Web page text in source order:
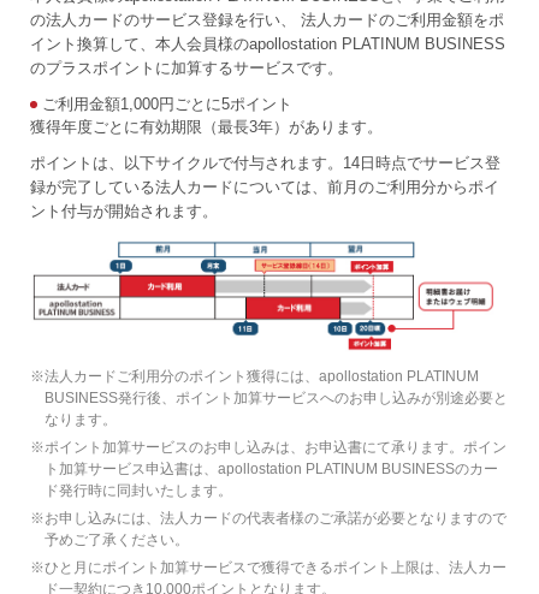
の法人カードのサービス登録を行い、 法人カードのご利用金額をポ
イント換算して、本人会員様のapollostation PLATINUM BUSINESS
のプラスポイントに加算するサービスです。
ご利用金額1,000円ごとに5ポイント
獲得年度ごとに有効期限（最長3年）があります。
ポイントは、以下サイクルで付与されます。14日時点でサービス登
録が完了している法人カードについては、前月のご利用分からポイ
ント付与が開始されます。
※法人カードご利用分のポイント獲得には、apollostation PLATINUM
BUSINESS発行後、ポイント加算サービスへのお申し込みが別途必要と
なります。
※ポイント加算サービスのお申し込みは、お申込書にて承ります。ポイン
ト加算サービス申込書は、apollostation PLATINUM BUSINESSのカー
ド発行時に同封いたします。
※お申し込みには、法人カードの代表者様のご承諾が必要となりますので
予めご了承ください。
※ひと月にポイント加算サービスで獲得できるポイント上限は、法人カー
ド一契約につき10,000ポイントとなります。